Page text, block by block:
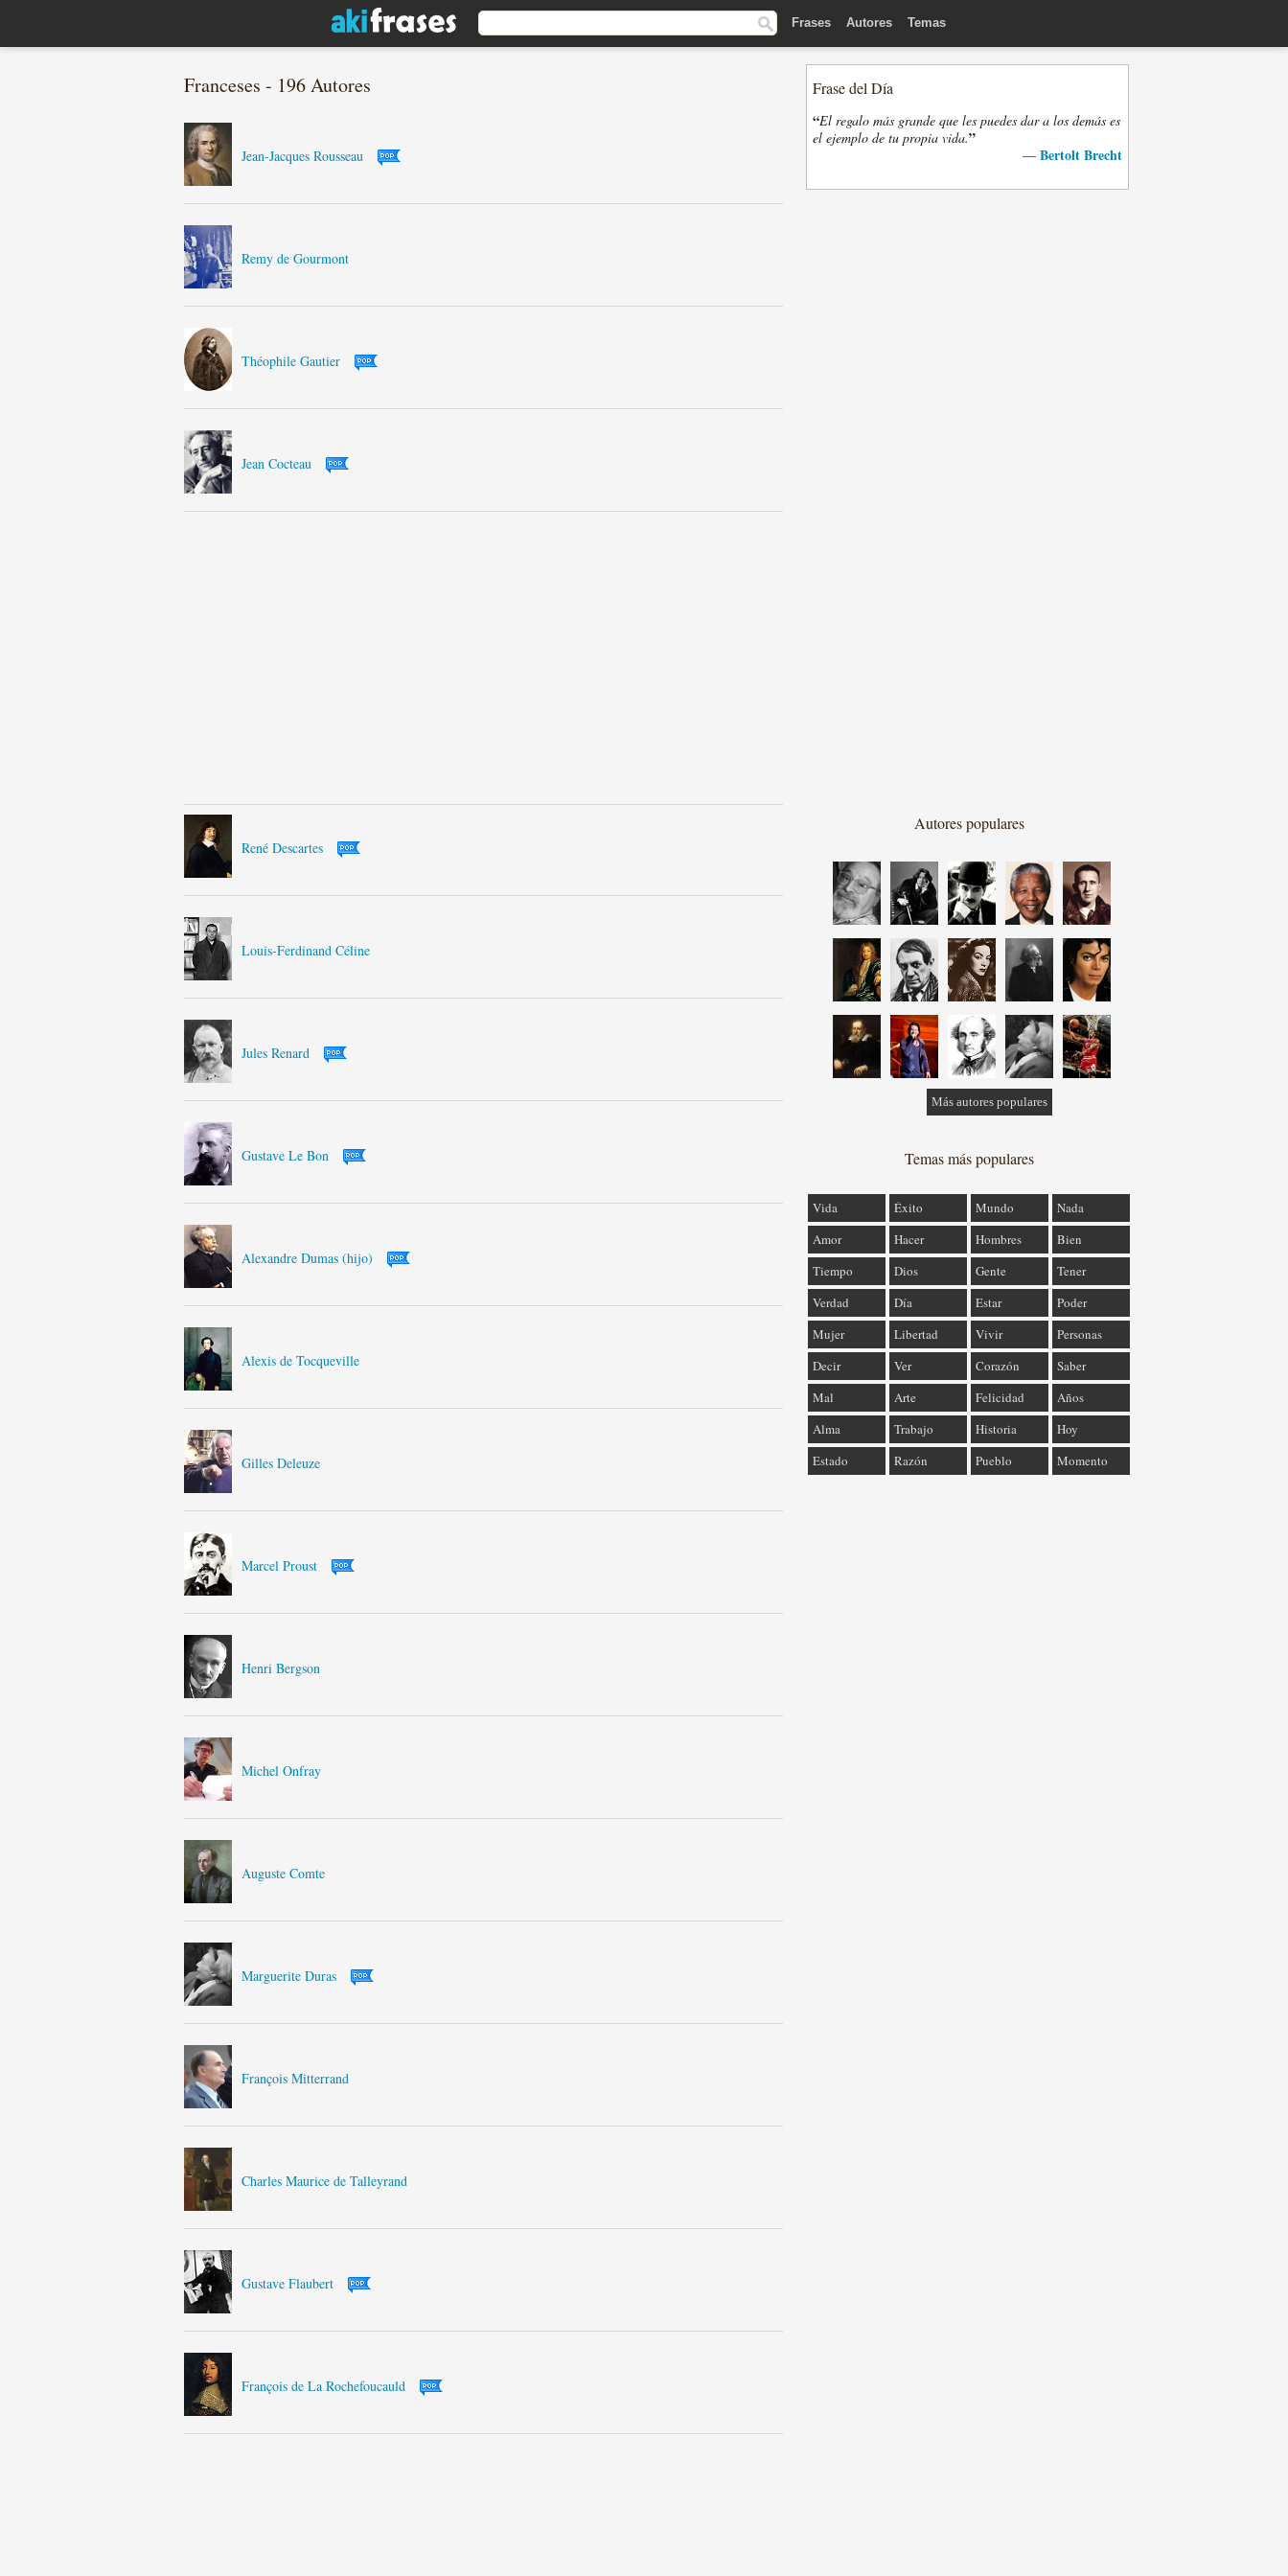
Frases Autores Temas
Franceses - 196 Autores
Jean-Jacques Rousseau
Remy de Gourmont
Théophile Gautier
Jean Cocteau
René Descartes
Louis-Ferdinand Céline
Jules Renard
Gustave Le Bon
Alexandre Dumas (hijo)
Alexis de Tocqueville
Gilles Deleuze
Marcel Proust
Henri Bergson
Michel Onfray
Auguste Comte
Marguerite Duras
François Mitterrand
Charles Maurice de Talleyrand
Gustave Flaubert
François de La Rochefoucauld
Frase del Día
“El regalo más grande que les puedes dar a los demás es
el ejemplo de tu propia vida.”
— Bertolt Brecht
Autores populares
Más autores populares
Temas más populares
Vida Éxito Mundo
Nada
Amor
Hacer Hombres
Bien
Tiempo
Dios Gente
Tener
Verdad
Día Estar
Poder
Mujer
Libertad Vivir
Personas
Decir
Ver Corazón
Saber
Mal
Arte Felicidad
Años
Alma
Trabajo Historia
Hoy
Estado
Razón Pueblo Momento